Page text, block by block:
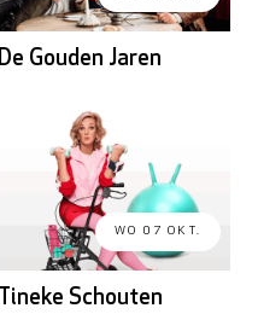
De Gouden Jaren
WO 07 OKT.
Tineke Schouten